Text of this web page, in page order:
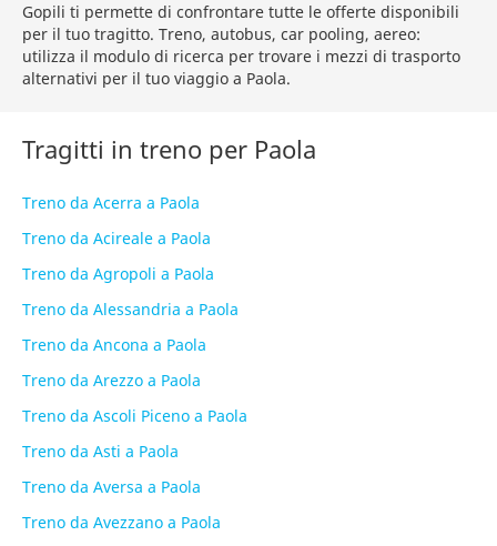
Gopili ti permette di confrontare tutte le offerte disponibili
per il tuo tragitto. Treno, autobus, car pooling, aereo:
utilizza il modulo di ricerca per trovare i mezzi di trasporto
alternativi per il tuo viaggio a Paola.
Tragitti in treno per Paola
Treno da Acerra a Paola
Treno da Acireale a Paola
Treno da Agropoli a Paola
Treno da Alessandria a Paola
Treno da Ancona a Paola
Treno da Arezzo a Paola
Treno da Ascoli Piceno a Paola
Treno da Asti a Paola
Treno da Aversa a Paola
Treno da Avezzano a Paola